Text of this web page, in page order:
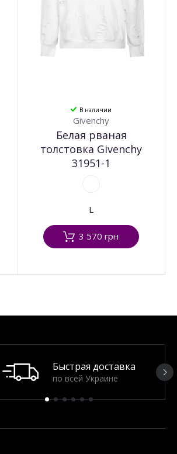
В наличии
Givenchy
Белая рваная
толстовка Givenchy
31951-1
L
3 570 грн
Быстрая доставка
по всей Украине